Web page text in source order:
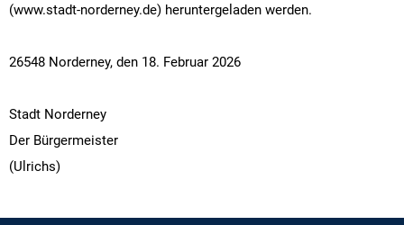
(www.stadt-norderney.de) heruntergeladen werden.
26548 Norderney, den 18. Februar 2026
Stadt Norderney
Der Bürgermeister
(Ulrichs)